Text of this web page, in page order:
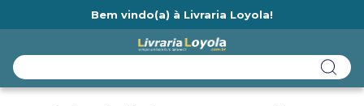
Bem vindo(a) à Livraria Loyola!